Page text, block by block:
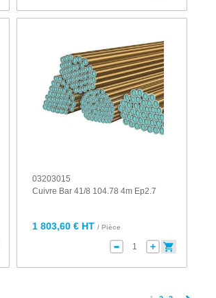
03203015
Cuivre Bar 41/8 104.78 4m Ep2.7
1 803,60 € HT / Pièce